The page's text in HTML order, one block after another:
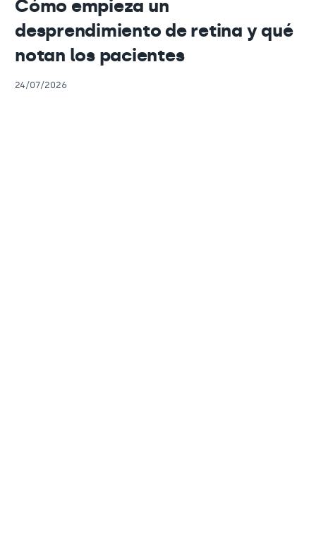
Cómo empieza un
desprendimiento de retina y qué
notan los pacientes
24/07/2026